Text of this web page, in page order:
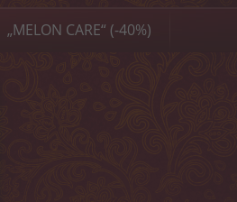
„MELON CARE“ (-40%)